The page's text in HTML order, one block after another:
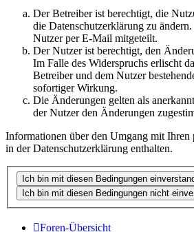
Der Betreiber ist berechtigt, die
die Datenschutzerklärung zu
Nutzer per E-Mail mitgeteilt.
Der Nutzer ist berechtigt, den
Im Falle des Widerspruchs erlischt
Betreiber und dem Nutzer
sofortiger Wirkung.
Die Änderungen gelten als
der Nutzer den Änderungen
Informationen über den Umgang mit Ihren
in der Datenschutzerklärung enthalten.
Foren-Übersicht